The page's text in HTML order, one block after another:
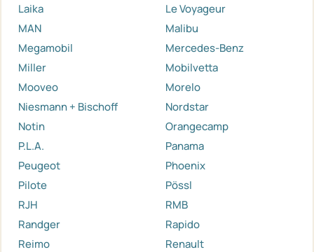
Laika
Le Voyageur
MAN
Malibu
Megamobil
Mercedes-Benz
Miller
Mobilvetta
Mooveo
Morelo
Niesmann + Bischoff
Nordstar
Notin
Orangecamp
P.L.A.
Panama
Peugeot
Phoenix
Pilote
Pössl
RJH
RMB
Randger
Rapido
Reimo
Renault